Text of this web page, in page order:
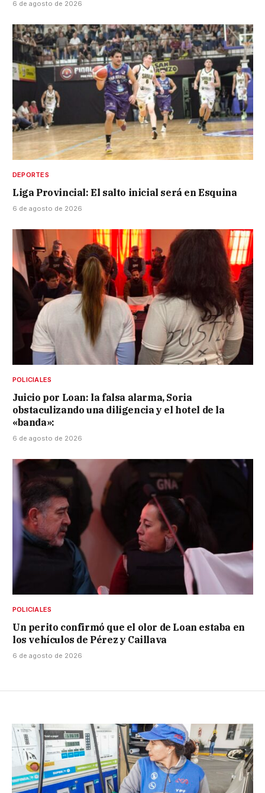
6 de agosto de 2026
DEPORTES
Liga Provincial: El salto inicial será en Esquina
6 de agosto de 2026
POLICIALES
Juicio por Loan: la falsa alarma, Soria
obstaculizando una diligencia y el hotel de la
«banda»:
6 de agosto de 2026
POLICIALES
Un perito confirmó que el olor de Loan estaba en
los vehículos de Pérez y Caillava
6 de agosto de 2026